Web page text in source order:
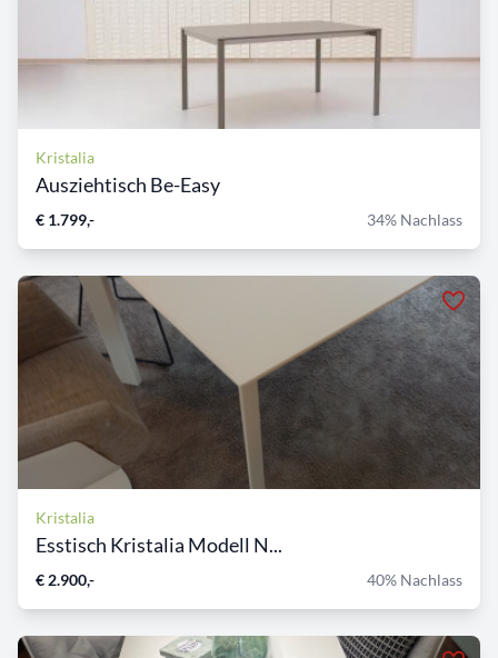
Kristalia
Ausziehtisch Be-Easy
€ 1.799,- 34% Nachlass
Kristalia
Esstisch Kristalia Modell N...
€ 2.900,- 40% Nachlass